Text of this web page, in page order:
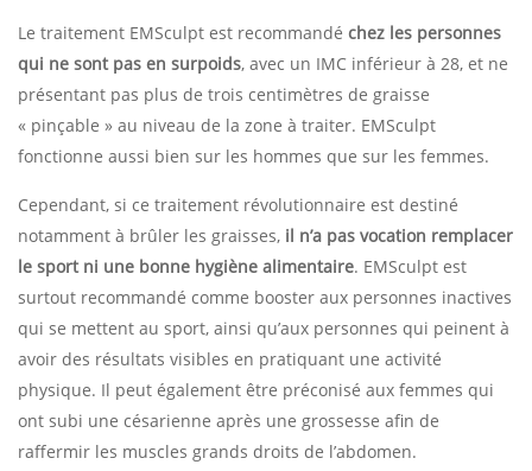
Le traitement EMSculpt est recommandé chez les personnes
qui ne sont pas en surpoids, avec un IMC inférieur à 28, et ne
présentant pas plus de trois centimètres de graisse
« pinçable » au niveau de la zone à traiter. EMSculpt
fonctionne aussi bien sur les hommes que sur les femmes.
Cependant, si ce traitement révolutionnaire est destiné
notamment à brûler les graisses, il n’a pas vocation remplacer
le sport ni une bonne hygiène alimentaire. EMSculpt est
surtout recommandé comme booster aux personnes inactives
qui se mettent au sport, ainsi qu’aux personnes qui peinent à
avoir des résultats visibles en pratiquant une activité
physique. Il peut également être préconisé aux femmes qui
ont subi une césarienne après une grossesse afin de
raffermir les muscles grands droits de l’abdomen.